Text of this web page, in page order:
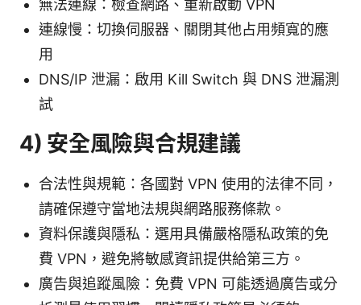
無法連線：檢查網路、重新啟動 VPN
連線慢：切換伺服器、關閉其他占用頻寬的應
用
DNS/IP 泄漏：啟用 Kill Switch 與 DNS 泄漏測
試
4) 安全風險與合規建議
合法性與規範：各國對 VPN 使用的法律不同，
請確保遵守當地法規與網路服務條款。
資料保護與隱私：選用具備嚴格隱私政策的免
費 VPN，避免將敏感資訊提供給第三方。
廣告與追蹤風險：免費 VPN 可能透過廣告或分